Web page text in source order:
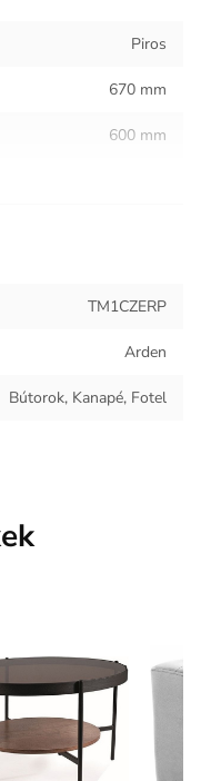
Piros
670 mm
600 mm
lemez, Forgácslap
Műbőr
TM1CZERP
Arden
Bútorok, Kanapé, Fotel